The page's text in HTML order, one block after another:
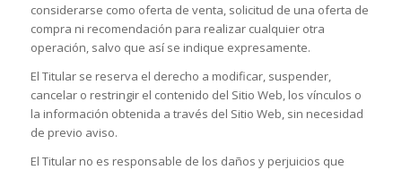
considerarse como oferta de venta, solicitud de una oferta de
compra ni recomendación para realizar cualquier otra
operación, salvo que así se indique expresamente.
El Titular se reserva el derecho a modificar, suspender,
cancelar o restringir el contenido del Sitio Web, los vínculos o
la información obtenida a través del Sitio Web, sin necesidad
de previo aviso.
El Titular no es responsable de los daños y perjuicios que